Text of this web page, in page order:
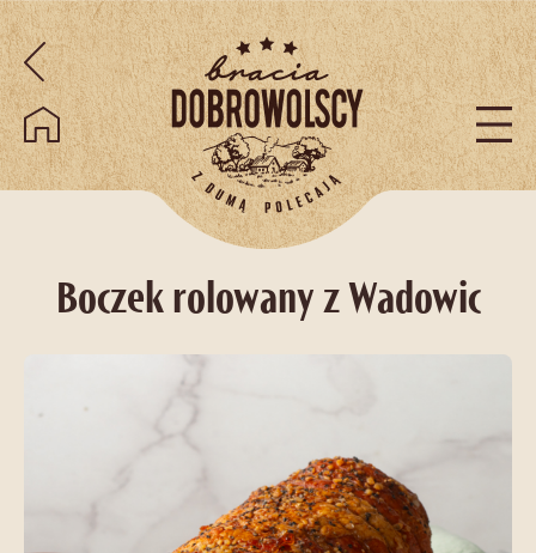
Przejdź do treści
Boczek rolowany z Wadowic